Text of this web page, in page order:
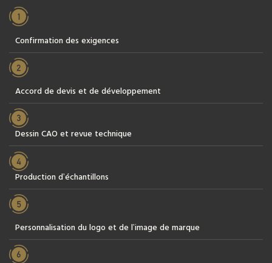
Confirmation des exigences
Accord de devis et de développement
Dessin CAO et revue technique
Production d'échantillons
Personnalisation du logo et de l'image de marque